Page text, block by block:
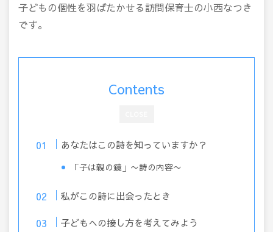
子どもの個性を羽ばたかせる訪問保育士の小西なつき
です。
Contents
あなたはこの詩を知っていますか？
「子は親の鏡」〜詩の内容〜
私がこの詩に出会ったとき
子どもへの接し方を考えてみよう